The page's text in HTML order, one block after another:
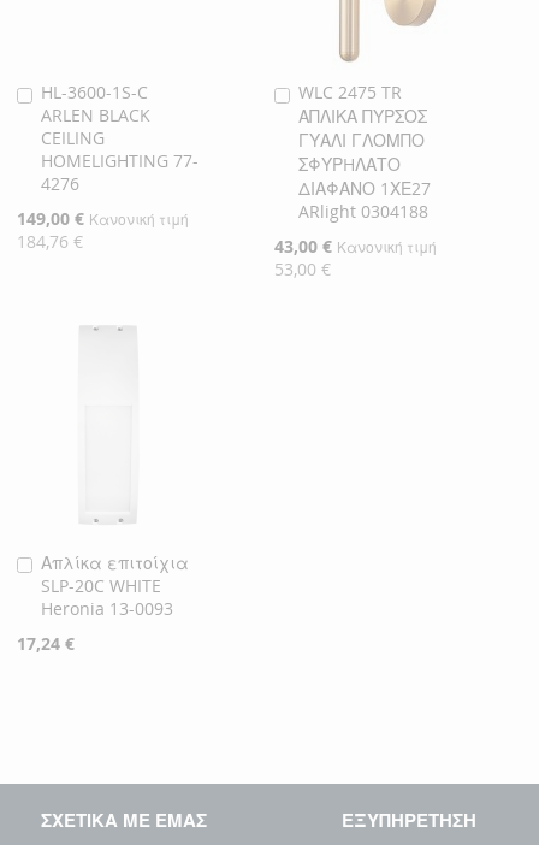
HL-3600-1S-C
ARLEN BLACK
CEILING
HOMELIGHTING 77-
4276
Ειδική
Τιμή
149,00 € Κανονική τιμή
184,76 €
Προσθήκη
στο
Καλάθι
WLC 2475 TR
ΑΠΛΙΚΑ ΠΥΡΣΟΣ
ΓΥΑΛΙ ΓΛΟΜΠΟ
ΣΦΥΡHΛΑΤΟ
ΔΙΑΦΑΝΟ 1ΧΕ27
ARlight 0304188
Ειδική
Τιμή
43,00 € Κανονική τιμή
53,00 €
Προσθήκη
στο
Καλάθι
Απλίκα επιτοίχια
SLP-20C WHITE
Heronia 13-0093
17,24 €
Προσθήκη
στο
Καλάθι
ΣΧΕΤΙΚΑ ΜΕ ΕΜΑΣ ΕΞΥΠΗΡΕΤΗΣΗ